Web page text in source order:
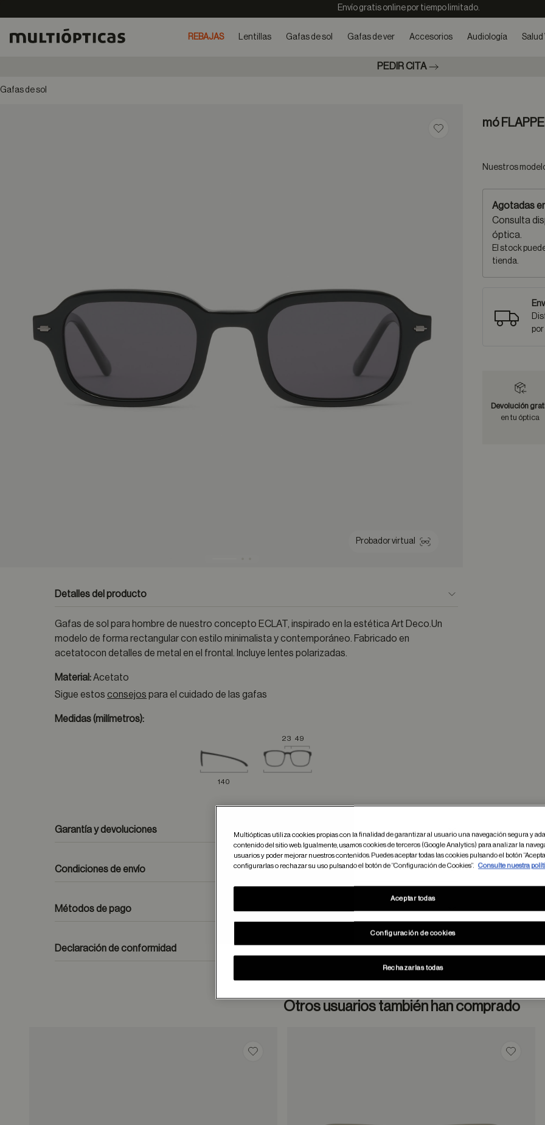
Envío gratis online por tiempo limitado.
REBAJAS Lentillas Gafas de sol Gafas de ver Accesorios Audiología Salud
PEDIR CITA
Gafas de sol
Probador virtual
Guardar en favoritos
Detalles del producto
Gafas de sol para hombre de nuestro concepto ECLAT, inspirado en la estética Art Deco.Un
modelo de forma rectangular con estilo minimalista y contemporáneo. Fabricado en
acetatocon detalles de metal en el frontal. Incluye lentes polarizadas.
Material:Acetato
Sigue estosconsejos para el cuidado de las gafas
Medidas (milímetros):
23 49
140
Garantía y devoluciones
formulario de contacto
Condiciones de envío
Métodos de pago
Declaración de conformidad
mó
Nuestros
Agotadas
Consulta
óptica.
El stock
tienda.
Devolución
en tu óptica
Otros usuarios también han comprado
Guardar en favoritos
Multiópticas utiliza cookies propias con la finalidad de garantizar al usuario una navegación segura y
contenido del sitio web. Igualmente, usamos cookies de terceros (Google Analytics) para analizar la
usuarios y poder mejorar nuestros contenidos. Puedes aceptar todas las cookies pulsando el botón
configurarlas o rechazar su uso pulsando el botón de “Configuración de Cookies”.
Consulte nuestra
Configuración de cookies
Rechazarlas todas
Aceptar todas